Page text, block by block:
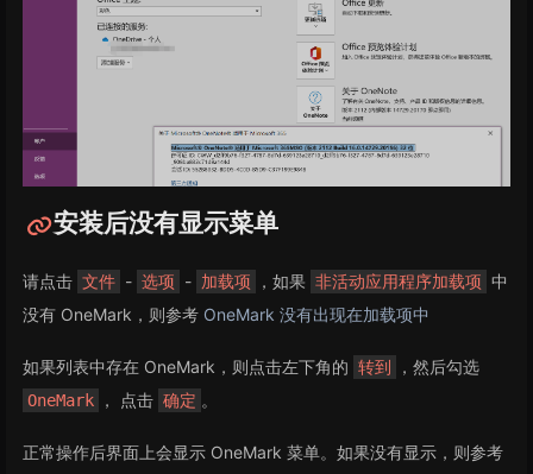
安装后没有显示菜单
请点击 文件 - 选项 - 加载项 ，如果 非活动应用程序加载项 中
没有 OneMark，则参考 OneMark 没有出现在加载项中
如果列表中存在 OneMark，则点击左下角的 转到 ，然后勾选
OneMark ， 点击 确定 。
正常操作后界面上会显示 OneMark 菜单。如果没有显示，则参考